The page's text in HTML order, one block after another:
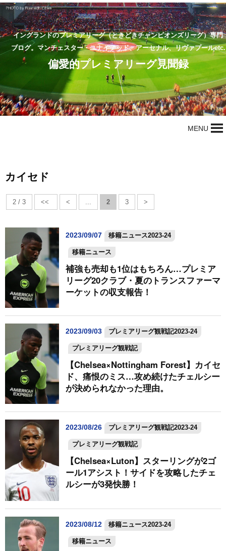
イングランドのプレミアリーグ（ときどきチャンピオンズリーグ）専門
ブログ。マンチェスター・ユナイテッド、アーセナル、リヴァプールetc.
偏愛的プレミアリーグ見聞録
MENU
カイセド
2 / 3 << < ... 2 3 >
2023/09/07 移籍ニュース2023-24
移籍ニュース
補強も売却も1位はもちろん…プレミア
リーグ20クラブ・夏のトランスファーマ
ーケットの収支報告！
2023/09/03 プレミアリーグ観戦記2023-24
プレミアリーグ観戦記
【Chelsea×Nottingham Forest】カイセ
ド、痛恨のミス…攻め続けたチェルシー
が決められなかった理由。
2023/08/26 プレミアリーグ観戦記2023-24
プレミアリーグ観戦記
【Chelsea×Luton】スターリングが2ゴ
ール1アシスト！サイドを攻略したチェ
ルシーが3発快勝！
2023/08/12 移籍ニュース2023-24
移籍ニュース